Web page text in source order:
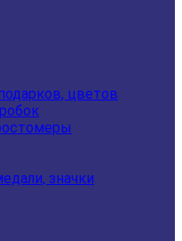
цветов
значки